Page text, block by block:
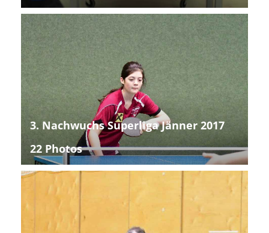
3. Nachwuchs Superliga Jänner 2017
22 Photos